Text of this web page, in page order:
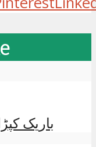
باریک